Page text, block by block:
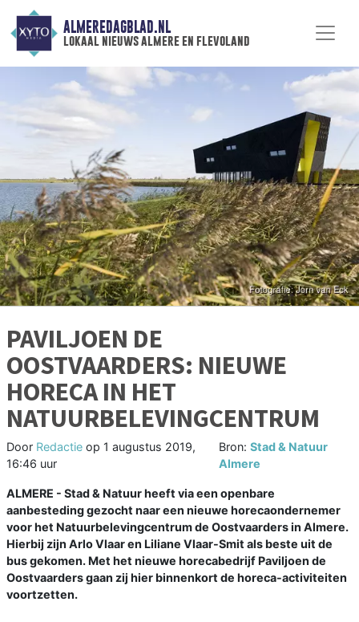
ALMEREDAGBLAD.NL
lokaal nieuws almere en flevoland
PAVILJOEN DE
OOSTVAARDERS: NIEUWE
HORECA IN HET
NATUURBELEVINGCENTRUM
Door Redactie op 1 augustus 2019,
16:46 uur
Bron: Stad & Natuur
Almere
ALMERE - Stad & Natuur heeft via een openbare
aanbesteding gezocht naar een nieuwe horecaondernemer
voor het Natuurbelevingcentrum de Oostvaarders in Almere.
Hierbij zijn Arlo Vlaar en Liliane Vlaar-Smit als beste uit de
bus gekomen. Met het nieuwe horecabedrijf Paviljoen de
Oostvaarders gaan zij hier binnenkort de horeca-activiteiten
voortzetten.